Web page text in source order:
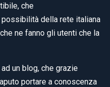
che
della rete italiana
ne fanno gli utenti che la
un blog, che grazie
portare a conoscenza